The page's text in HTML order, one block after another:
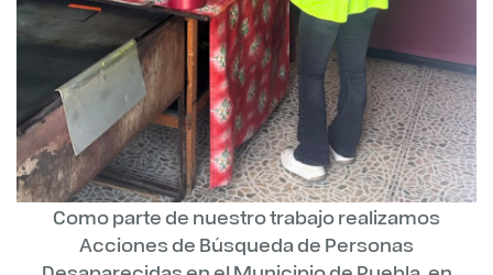
Como parte de nuestro trabajo realizamos
Acciones de Búsqueda de Personas